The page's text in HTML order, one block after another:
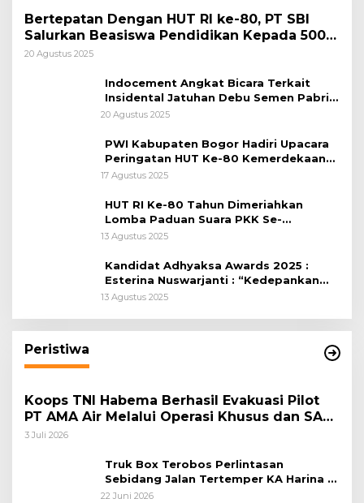
Bertepatan Dengan HUT RI ke-80, PT SBI
Salurkan Beasiswa Pendidikan Kepada 500
Pelajar
20 Agustus 2025
Indocement Angkat Bicara Terkait
Insidental Jatuhan Debu Semen Pabrik
Citeureup
20 Agustus 2025
PWI Kabupaten Bogor Hadiri Upacara
Peringatan HUT Ke-80 Kemerdekaan
RI, di Lapangan Tegar Beriman
17 Agustus 2025
HUT RI Ke-80 Tahun Dimeriahkan
Lomba Paduan Suara PKK Se-
Kabupaten Bogor
13 Agustus 2025
Kandidat Adhyaksa Awards 2025 :
Esterina Nuswarjanti : “Kedepankan
Keadilan Restoratif Wujudkan
13 Agustus 2025
Peristiwa
Koops TNI Habema Berhasil Evakuasi Pilot
PT AMA Air Melalui Operasi Khusus dan SAR
Taktis
3 Juli 2026
Truk Box Terobos Perlintasan
Sebidang Jalan Tertemper KA Harina di
Jalan Stasiun Poncol-Jrakah Semarang
22 Juni 2026